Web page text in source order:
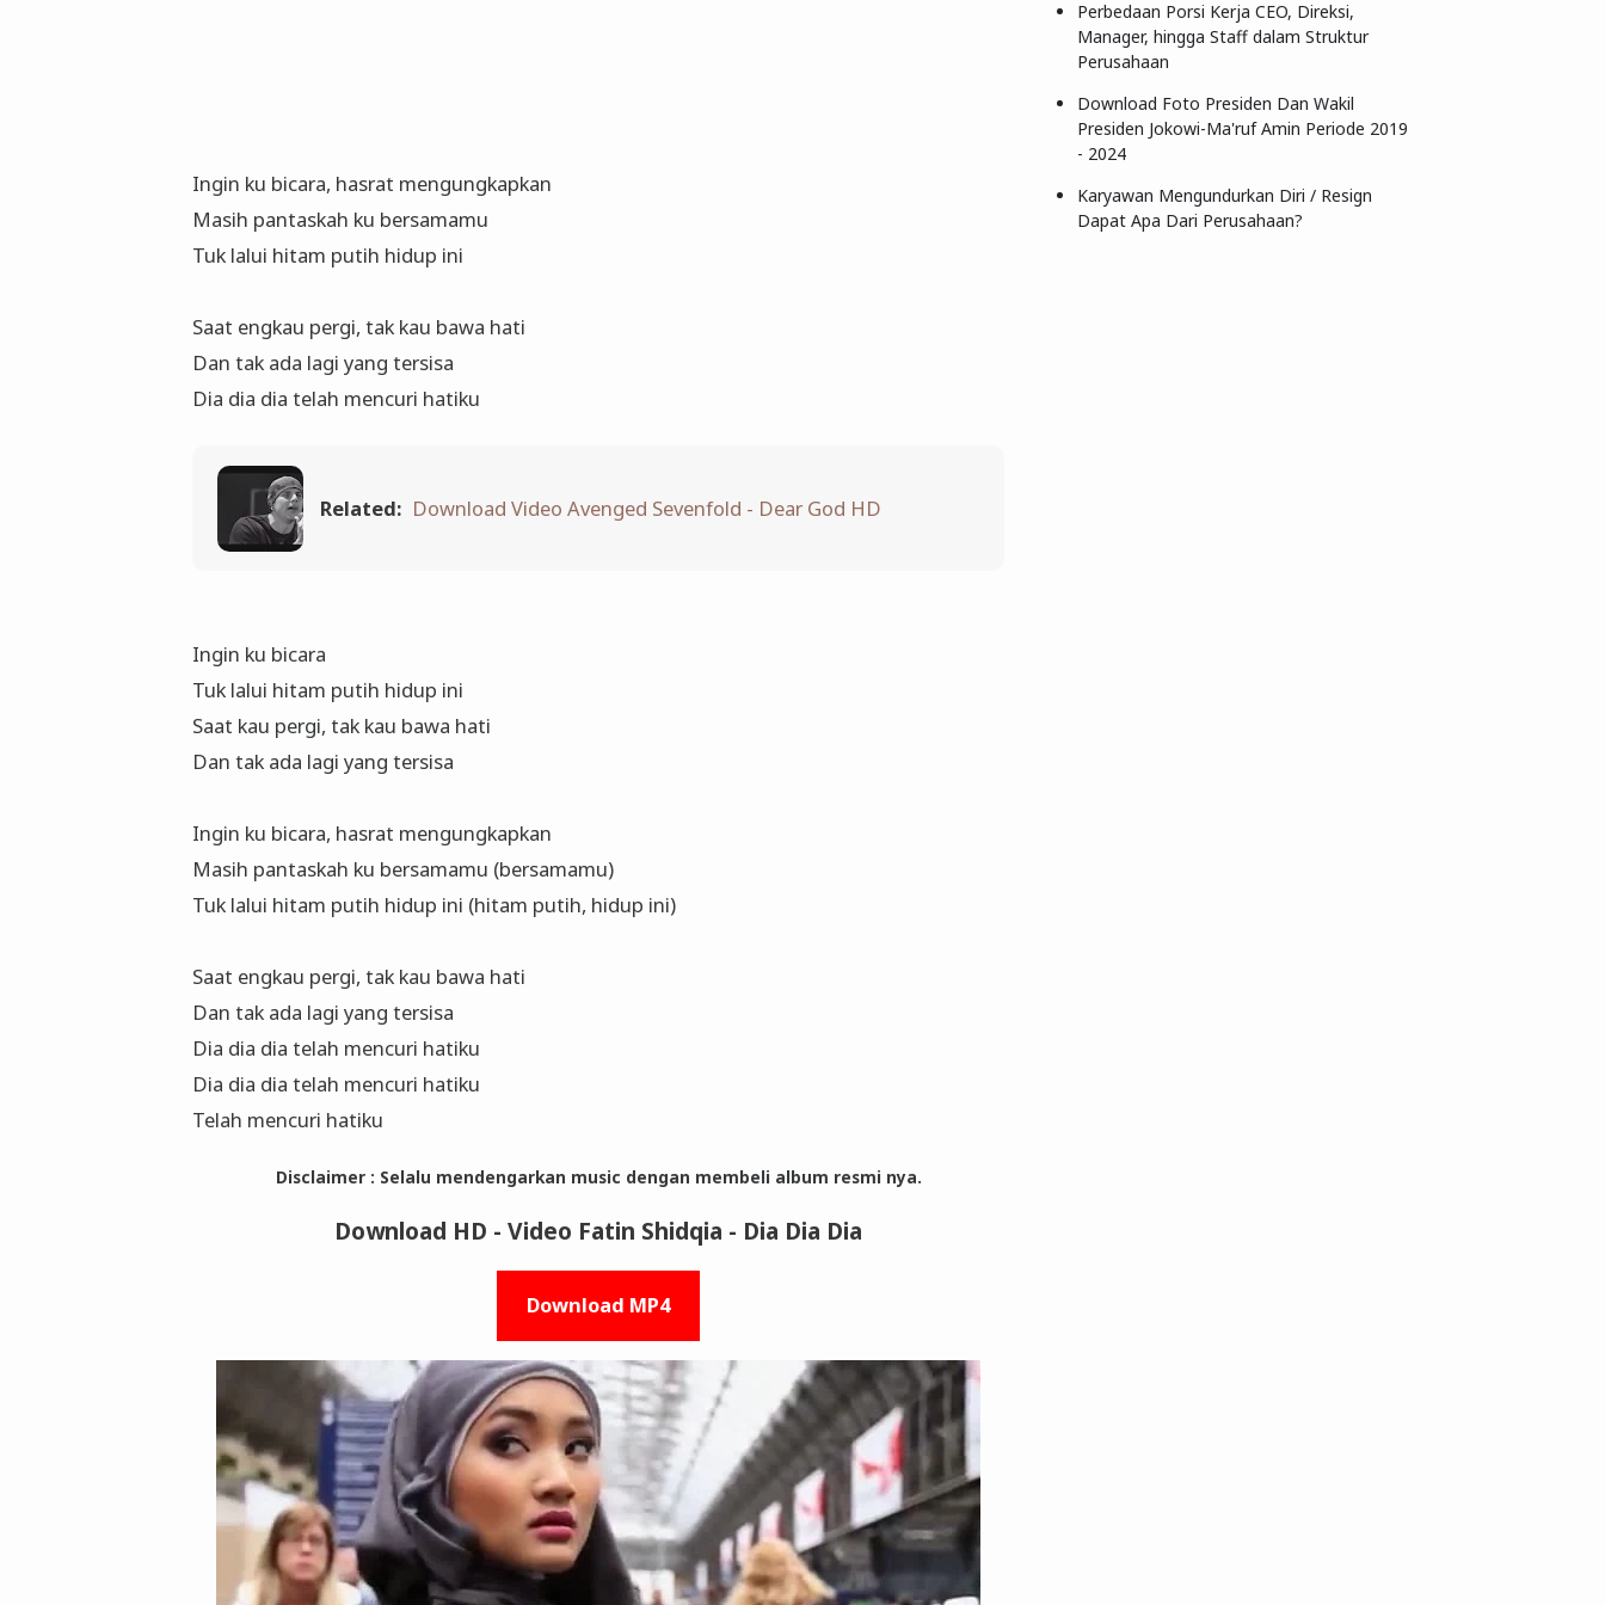
Ingin ku bicara, hasrat mengungkapkan
Masih pantaskah ku bersamamu
Tuk lalui hitam putih hidup ini
Saat engkau pergi, tak kau bawa hati
Dan tak ada lagi yang tersisa
Dia dia dia telah mencuri hatiku
Related: Download Video Avenged Sevenfold - Dear God HD
Ingin ku bicara
Tuk lalui hitam putih hidup ini
Saat kau pergi, tak kau bawa hati
Dan tak ada lagi yang tersisa
Ingin ku bicara, hasrat mengungkapkan
Masih pantaskah ku bersamamu (bersamamu)
Tuk lalui hitam putih hidup ini (hitam putih, hidup ini)
Saat engkau pergi, tak kau bawa hati
Dan tak ada lagi yang tersisa
Dia dia dia telah mencuri hatiku
Dia dia dia telah mencuri hatiku
Telah mencuri hatiku
Disclaimer : Selalu mendengarkan music dengan membeli album resmi nya.
Download HD - Video Fatin Shidqia - Dia Dia Dia
Download MP4
Perbedaan Porsi Kerja CEO, Direksi,
Manager, hingga Staff dalam Struktur
Perusahaan
Download Foto Presiden Dan Wakil
Presiden Jokowi-Ma'ruf Amin Periode 2019
- 2024
Karyawan Mengundurkan Diri / Resign
Dapat Apa Dari Perusahaan?